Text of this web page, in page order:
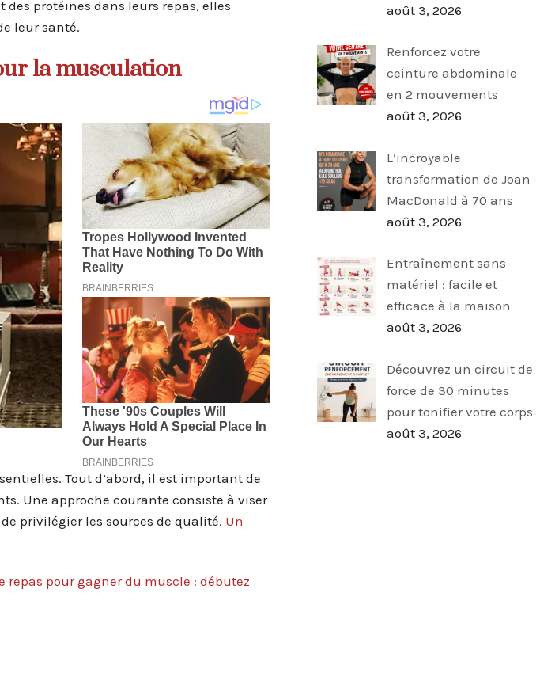
protéines dans leurs repas, elles
leur santé.
la musculation
Tout d’abord, il est important de
Une approche courante consiste à viser
privilégier les sources de qualité. Un
repas pour gagner du muscle : débutez
août 3, 2026
Renforcez votre
ceinture abdominale
en 2 mouvements
août 3, 2026
L’incroyable
transformation de Joan
MacDonald à 70 ans
août 3, 2026
Entraînement sans
matériel : facile et
efficace à la maison
août 3, 2026
Découvrez un circuit de
force de 30 minutes
pour tonifier votre corps
août 3, 2026